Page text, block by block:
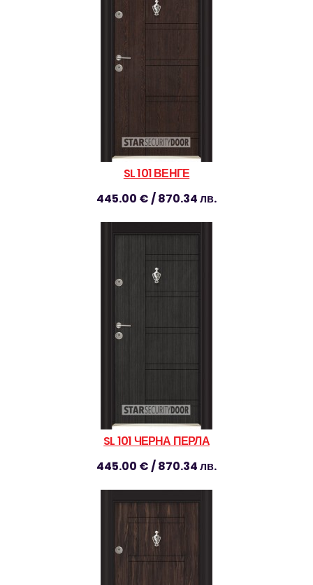
SL 101 ВЕНГЕ
445.00 € / 870.34 лв.
SL 101 ЧЕРНА ПЕРЛА
445.00 € / 870.34 лв.